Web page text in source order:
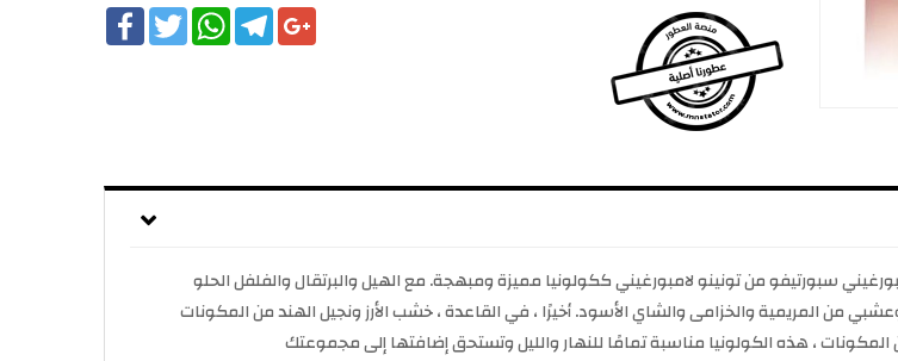
FacebookTwitter
WhatsAppTelegramGoogle+
من تونينو لامبورغيني ، في عام 2012 ، تم إطلاق لامبورغيني سبورتيفو من تونينو لامبورغيني ككولونيا مميزة ومبهجة. مع الهيل والبرتقال والفلفل الحلو
من المريمية والخزامى والشاي الأسود. أخيرًا ، في القاعدة ، خشب الأرز ونجيل الهند من المكونات
، هذه الكولونيا مناسبة تمامًا للنهار والليل وتستحق إضافتها إلى مجموعتك